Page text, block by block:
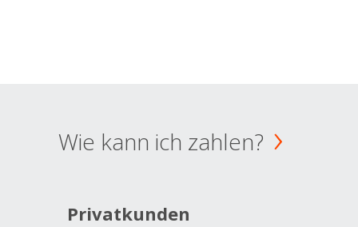
Wie kann ich zahlen?
Privatkunden